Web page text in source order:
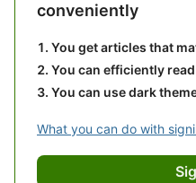
conveniently
You get articles that
You can efficiently
You can use dark
What you can do with